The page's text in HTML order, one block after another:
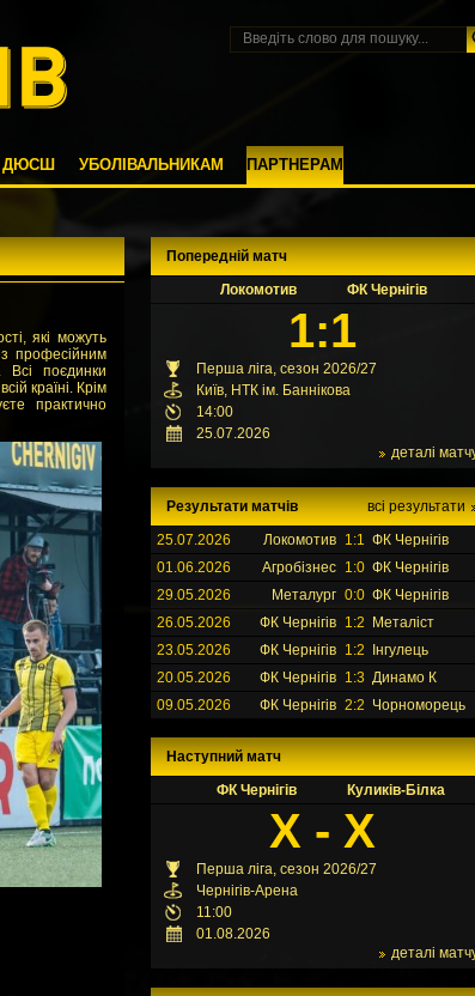
ДЮСШ УБОЛІВАЛЬНИКАМ ПАРТНЕРАМ
які можуть
професійним
поєдинки
країні. Крім
практично
Попередній матч
Локомотив
ФК Чернігів
1:1
Перша ліга, сезон 2026/27
Київ, НТК ім. Баннікова
14:00
25.07.2026
деталі
всі результати
Результати матчів
25.07.2026
Локомотив 1:1 ФК Чернігів
01.06.2026
Агробізнес 1:0 ФК Чернігів
29.05.2026
Металург 0:0 ФК Чернігів
26.05.2026
ФК Чернігів 1:2
Металіст
23.05.2026
ФК Чернігів 1:2
Інгулець
20.05.2026
ФК Чернігів 1:3 Динамо К
09.05.2026
ФК Чернігів 2:2 Чорноморець
Наступний матч
ФК Чернігів
Куликів-Білка
X - X
Перша ліга, сезон 2026/27
Чернігів-Арена
11:00
01.08.2026
деталі